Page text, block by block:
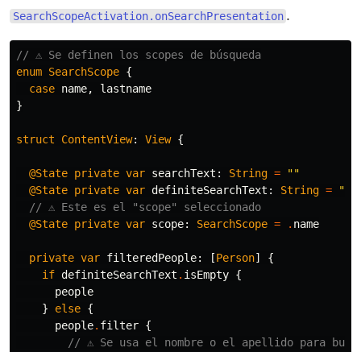
SearchScopeActivation.onSearchPresentation .
// ⚠️ Se definen los scopes de búsqueda
enum SearchScope {
case name,
lastname
}
struct ContentView: View {
@State private var searchText : String =
""
@State private var definiteSearchText : String =
""
// ⚠️ Este es el "scope" seleccionado
@State private var scope: SearchScope = . name
private var filteredPeople: [Person]
{
if definiteSearchText . isEmpty {
people
}
else {
people. filter {
// ⚠️ Se usa el nombre o el apellido para